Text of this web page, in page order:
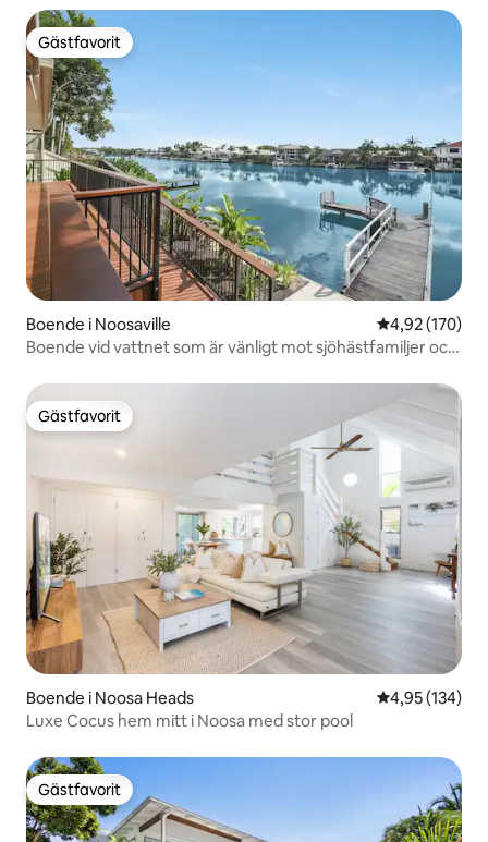
Gästfavorit
Gästfavorit
Boende i Noosaville 4,92 av 5 i
4,92 (170)
Boende vid vattnet som är vänligt mot sjöhästfamiljer och
Gästfavorit
Gästfavorit
Boende i Noosa Heads 4,95 av 5 i
4,95 (134)
Luxe Cocus hem mitt i Noosa med stor pool
Gästfavorit
Gästfavorit